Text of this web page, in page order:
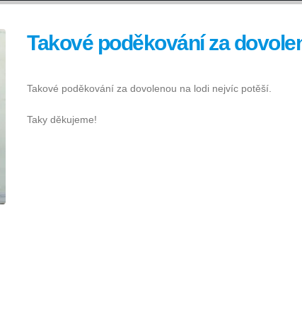
Takové poděkování za
Takové poděkování za dovolenou na lodi nejvíc potěší.
Taky děkujeme!